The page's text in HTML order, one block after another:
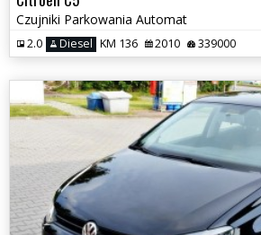
Czujniki Parkowania Automat
2.0 Diesel KM 136 2010 339000